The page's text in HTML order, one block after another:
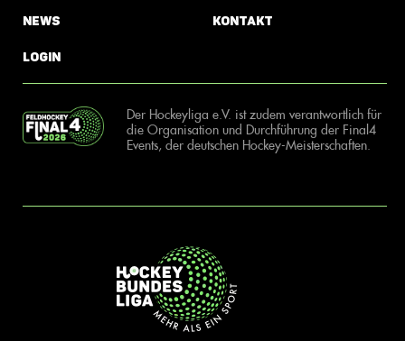
News
Login
Kontakt
Der Hockeyliga e.V. ist zudem verantwortlich für
die Organisation und Durchführung der Final4
Events, der deutschen Hockey-Meisterschaften.